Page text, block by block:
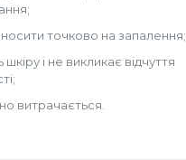
точково на запалення;
і не викликає відчуття
витрачається.